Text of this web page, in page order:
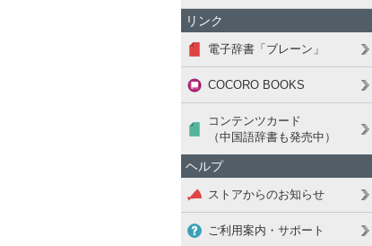
リンク
電子辞書「ブレーン」
COCORO BOOKS
コンテンツカード
（中国語辞書も発売中）
ヘルプ
ストアからのお知らせ
ご利用案内・サポート